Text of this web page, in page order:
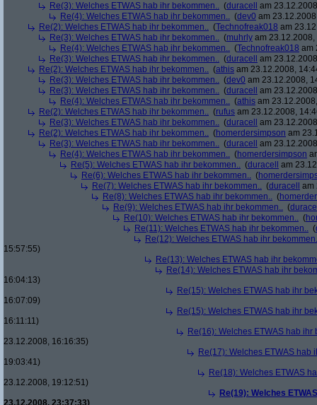
Re(3): Welches ETWAS hab ihr bekommen.. (duracell
am
Re(4): Welches ETWAS hab ihr bekommen.. (dev0 am
Re(2): Welches ETWAS hab ihr bekommen.. (Technofreak018 am
Re(3): Welches ETWAS hab ihr bekommen.. (muhrly am
Re(4): Welches ETWAS hab ihr bekommen.. (Technofreak018 am
Re(3): Welches ETWAS hab ihr bekommen.. (duracell
am
Re(2): Welches ETWAS hab ihr bekommen.. (athis am 23.12.2008,
Re(3): Welches ETWAS hab ihr bekommen.. (dev0 am 23.12.2008,
Re(3): Welches ETWAS hab ihr bekommen.. (duracell
am
Re(4): Welches ETWAS hab ihr bekommen.. (athis am
Re(2): Welches ETWAS hab ihr bekommen.. (rufus am 23.12.2008,
Re(3): Welches ETWAS hab ihr bekommen.. (duracell
am
Re(2): Welches ETWAS hab ihr bekommen.. (homerdersimpson am
Re(3): Welches ETWAS hab ihr bekommen.. (duracell
am
Re(4): Welches ETWAS hab ihr bekommen.. (homerdersimpson
Re(5): Welches ETWAS hab ihr bekommen.. (duracell
am
Re(6): Welches ETWAS hab ihr bekommen.. (
Re(7): Welches ETWAS hab ihr bekommen.. (duracell
am
Re(8): Welches ETWAS hab ihr bekommen.. (
Re(9): Welches ETWAS hab ihr bekommen.. (
Re(10): Welches ETWAS hab ihr bekommen.. (
Re(11): Welches ETWAS hab ihr bekommen.. (
Re(12): Welches ETWAS hab ihr
15:57:55)
Re(13): Welches ETWAS hab ihr
Re(14): Welches ETWAS hab ihr
16:04:13)
Re(15): Welches ETWAS hab ihr
16:07:09)
Re(15): Welches ETWAS hab ihr
16:11:11)
Re(16): Welches ETWAS hab ihr
23.12.2008, 16:16:35)
Re(17): Welches ETWAS hab
19:03:41)
Re(18): Welches ETWAS
23.12.2008, 19:12:51)
Re(19): Welches
23.12.2008, 23:37:33)